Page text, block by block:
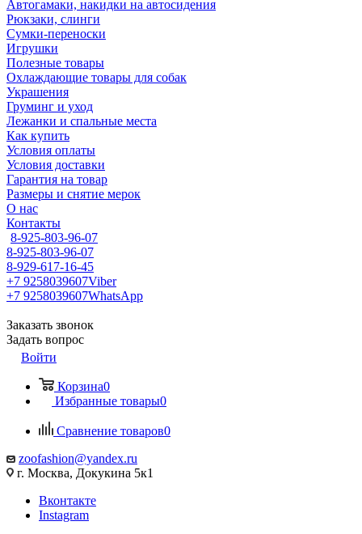
Автогамаки, накидки на автосидения
Рюкзаки, слинги
Сумки-переноски
Игрушки
Полезные товары
Охлаждающие товары для собак
Украшения
Груминг и уход
Лежанки и спальные места
Как купить
Условия оплаты
Условия доставки
Гарантия на товар
Размеры и снятие мерок
О нас
Контакты
8-925-803-96-07
8-925-803-96-07
8-929-617-16-45
+7 9258039607Viber
+7 9258039607WhatsApp
Заказать звонок
Задать вопрос
Войти
Корзина0
Избранные товары0
Сравнение товаров0
zoofashion@yandex.ru
г. Москва, Докукина 5к1
Вконтакте
Instagram